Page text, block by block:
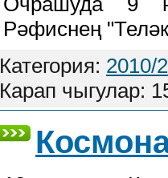
Рәфиснең
Категория: 2010/
Карап чыгулар: